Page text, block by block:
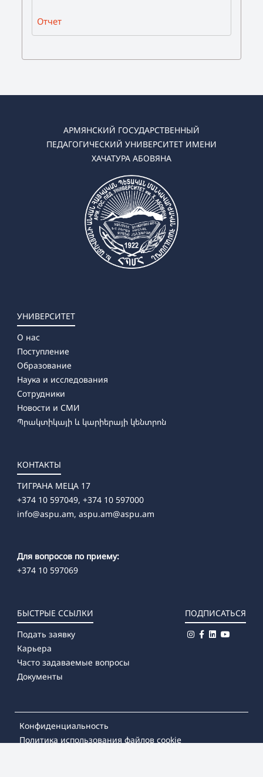
Отчет
АРМЯНСКИЙ ГОСУДАРСТВЕННЫЙ
ПЕДАГОГИЧЕСКИЙ УНИВЕРСИТЕТ ИМЕНИ
ХАЧАТУРА АБОВЯНА
УНИВЕРСИТЕТ
О нас
Поступление
Образование
Наука и исследования
Сотрудники
Новости и СМИ
Պրակտիկայի և կարիերայի կենտրոն
КОНТАКТЫ
ТИГРАНА МЕЦА 17
+374 10 597049, +374 10 597000
info@aspu.am, aspu.am@aspu.am
Для вопросов по приему:
+374 10 597069
БЫСТРЫЕ ССЫЛКИ
Подать заявку
Карьера
Часто задаваемые вопросы
Документы
ПОДПИСАТЬСЯ
Конфиденциальность
Политика использования файлов cookie